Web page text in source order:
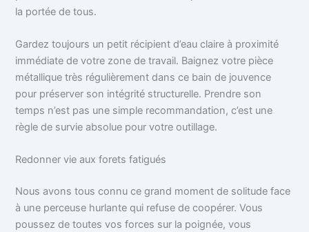
la portée de tous.
Gardez toujours un petit récipient d’eau claire à proximité
immédiate de votre zone de travail. Baignez votre pièce
métallique très régulièrement dans ce bain de jouvence
pour préserver son intégrité structurelle. Prendre son
temps n’est pas une simple recommandation, c’est une
règle de survie absolue pour votre outillage.
Redonner vie aux forets fatigués
Nous avons tous connu ce grand moment de solitude face
à une perceuse hurlante qui refuse de coopérer. Vous
poussez de toutes vos forces sur la poignée, vous